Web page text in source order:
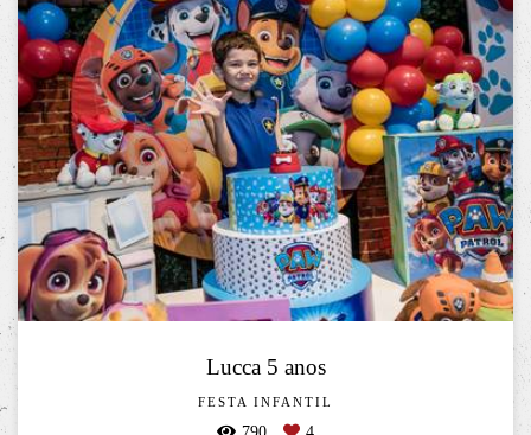
Lucca 5 anos
FESTA INFANTIL